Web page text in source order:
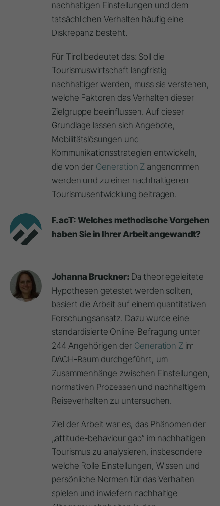
nachhaltigen Einstellungen und dem
tatsächlichen Verhalten häufig eine
Diskrepanz besteht.
Für Tirol bedeutet das: Soll die
Tourismuswirtschaft langfristig
nachhaltiger werden, muss sie verstehen,
welche Faktoren das Verhalten dieser
Zielgruppe beeinflussen. Auf dieser
Grundlage lassen sich Angebote,
Mobilitätslösungen und
Kommunikationsstrategien entwickeln,
die von der Generation Z angenommen
werden und zu einer nachhaltigeren
Tourismusentwicklung beitragen.
F.acT: Welches methodische Vorgehen
haben Sie in Ihrer Arbeit angewandt?
Johanna Bruckner: Da theoriegeleitete
Hypothesen getestet werden sollten,
basiert die Arbeit auf einem quantitativen
Forschungsansatz. Dazu wurde eine
standardisierte Online-Befragung unter
244 Angehörigen der Generation Z im
DACH-Raum durchgeführt, um
Zusammenhänge zwischen Einstellungen,
normativen Prozessen und nachhaltigem
Reiseverhalten zu untersuchen.
Ziel der Arbeit war es, das Phänomen der
„attitude-behaviour gap“ im nachhaltigen
Tourismus zu analysieren, insbesondere
welche Rolle Einstellungen, Wissen und
persönliche Normen für das Verhalten
spielen und inwiefern nachhaltige